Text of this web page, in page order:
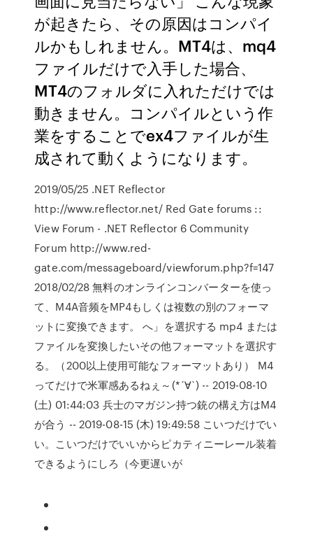
が起きたら、その原因はコンパイ
ルかもしれません。MT4は、mq4
ファイルだけで入手した場合、
MT4のフォルダに入れただけでは
動きません。コンパイルという作
業をすることでex4ファイルが生
成されて動くようになります。
2019/05/25 .NET Reflector
http://www.reflector.net/ Red Gate forums ::
View Forum - .NET Reflector 6 Community
Forum http://www.red-
gate.com/messageboard/viewforum.php?f=147
2018/02/28 無料のオンラインコンバーターを使っ
て、M4A音频をMP4もしくは複数の別のフォーマ
ットに変換できます。 へ」を選択する mp4 または
ファイルを変換したいその他フォーマットを選択す
る。（200以上使用可能なフォーマットあり） M4
ってだけで米軍感あるねぇ～(*´∀`) -- 2019-08-10
(土) 01:44:03 兵士のマガジン持つ銃の構え方はM4
が合う -- 2019-08-15 (木) 19:49:58 こいつだけでい
い。こいつだけでいいからピカティニーレール装着
できるようにしろ（今更遅いが